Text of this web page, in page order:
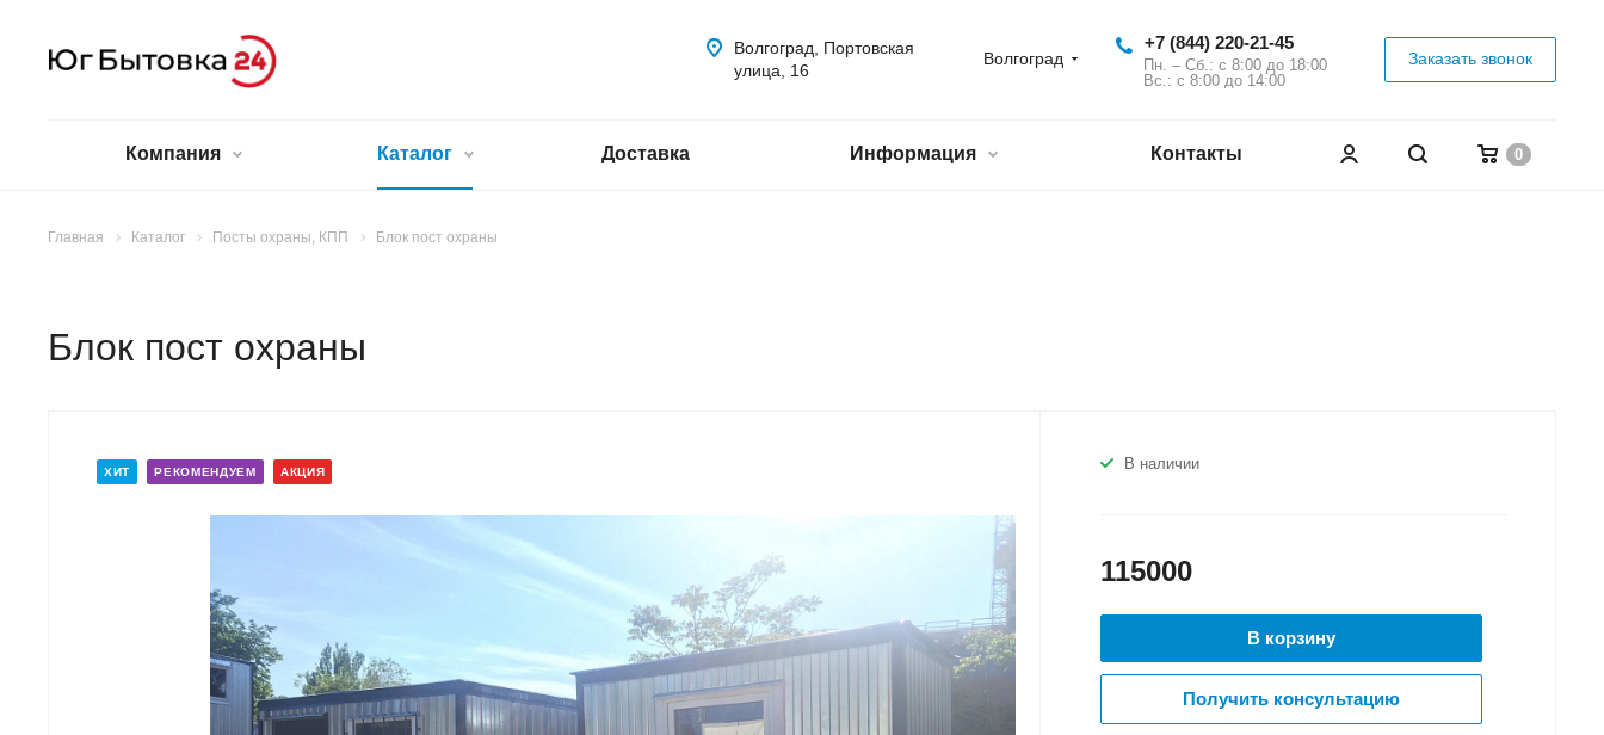
Волгоград
+7 (844) 220-21-45
Пн. – Сб.: с 8:00 до 18:00
Вс.: с 8:00 до 14:00
Заказать звонок
Волгоград, Портовская
улица, 16
0
Компания Каталог Доставка Информация Контакты
Главная Каталог Посты охраны, КПП Блок пост охраны
Блок пост охраны
ХИТ РЕКОМЕНДУЕМ АКЦИЯ В наличии
115000
В корзину
Получить консультацию